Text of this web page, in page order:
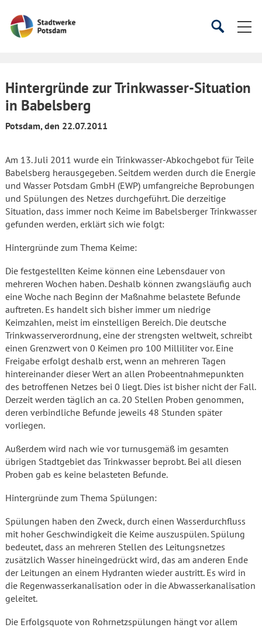
Startseite
SucheSuche
Hintergründe zur Trinkwasser-Situation
in Babelsberg
Potsdam, den 22.07.2011
Am 13. Juli 2011 wurde ein Trinkwasser-Abkochgebot für Teile
Babelsberg herausgegeben. Seitdem werden durch die Energie
und Wasser Potsdam GmbH (EWP) umfangreiche Beprobungen
und Spülungen des Netzes durchgeführt. Die derzeitige
Situation, dass immer noch Keime im Babelsberger Trinkwasser
gefunden werden, erklärt sich wie folgt:
Hintergründe zum Thema Keime:
Die festgestellten Keime können eine Lebensdauer von
mehreren Wochen haben. Deshalb können zwangsläufig auch
eine Woche nach Beginn der Maßnahme belastete Befunde
auftreten. Es handelt sich bisher immer um niedrige
Keimzahlen, meist im einstelligen Bereich. Die deutsche
Trinkwasserverordnung, eine der strengsten weltweit, schreibt
einen Grenzwert von 0 Keimen pro 100 Milliliter vor. Eine
Freigabe erfolgt deshalb erst, wenn an mehreren Tagen
hintereinander dieser Wert an allen Probeentnahmepunkten
des betroffenen Netzes bei 0 liegt. Dies ist bisher nicht der Fall.
Derzeit werden täglich an ca. 20 Stellen Proben genommen,
deren verbindliche Befunde jeweils 48 Stunden später
vorliegen.
Außerdem wird nach wie vor turnusgemäß im gesamten
übrigen Stadtgebiet das Trinkwasser beprobt. Bei all diesen
Proben gab es keine belasteten Befunde.
Hintergründe zum Thema Spülungen:
Spülungen haben den Zweck, durch einen Wasserdurchfluss
mit hoher Geschwindigkeit die Keime auszuspülen. Spülung
bedeutet, dass an mehreren Stellen des Leitungsnetzes
zusätzlich Wasser hineingedrückt wird, das am anderen Ende
der Leitungen an einem Hydranten wieder austritt. Es wird in
die Regenwasserkanalisation oder in die Abwasserkanalisation
geleitet.
Die Erfolgsquote von Rohrnetzspülungen hängt vor allem